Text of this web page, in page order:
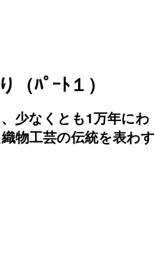
ﾊﾟｰﾄ１）
少なくとも1万年にわ
物工芸の伝統を表わす